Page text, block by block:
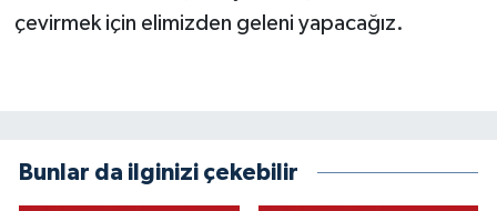
çevirmek için elimizden geleni yapacağız.
Bunlar da ilginizi çekebilir